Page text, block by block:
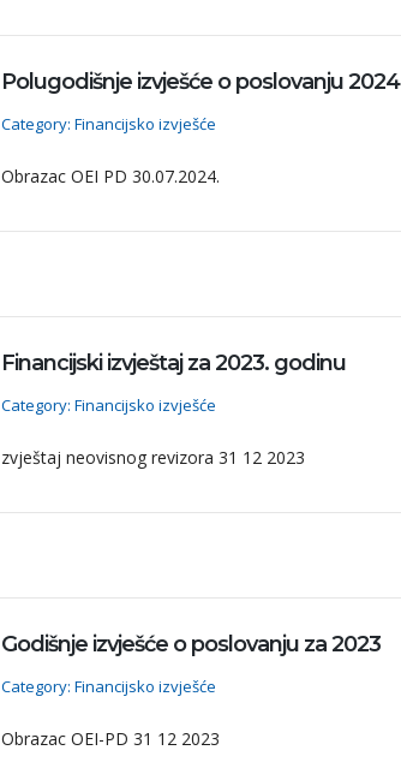
Polugodišnje izvješće o poslovanju 2024
Category: Financijsko izvješće
Obrazac OEI PD 30.07.2024.
Financijski izvještaj za 2023. godinu
Category: Financijsko izvješće
zvještaj neovisnog revizora 31 12 2023
Godišnje izvješće o poslovanju za 2023
Category: Financijsko izvješće
Obrazac OEI-PD 31 12 2023